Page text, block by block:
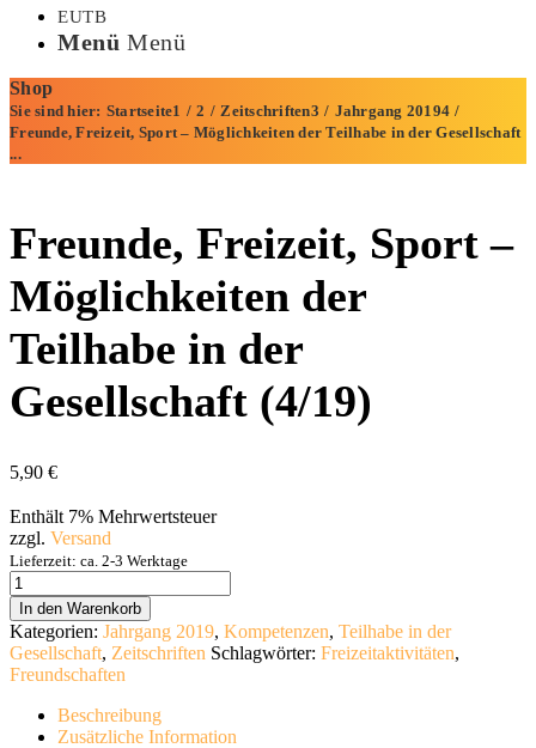
EUTB
Menü Menü
Shop
Sie sind hier: Startseite1 / 2 / Zeitschriften3 / Jahrgang 20194 /
Freunde, Freizeit, Sport – Möglichkeiten der Teilhabe in der Gesellschaft
...
Freunde, Freizeit, Sport –
Möglichkeiten der
Teilhabe in der
Gesellschaft (4/19)
5,90 €
Enthält 7% Mehrwertsteuer
zzgl. Versand
Lieferzeit: ca. 2-3 Werktage
Freunde,
Freizeit,
Sport
-
Möglichkeiten
der
Teilhabe
In den Warenkorb
Kategorien: Jahrgang 2019, Kompetenzen, Teilhabe in der
Gesellschaft, Zeitschriften Schlagwörter: Freizeitaktivitäten,
Freundschaften
Beschreibung
Zusätzliche Information